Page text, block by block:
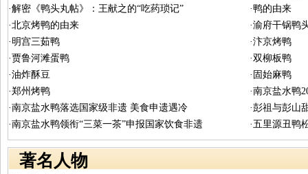
·解密《鸭头丸帖》：王献之的“吃药琐记”
·鸭的由来
·北京烤鸭的由来
·渝府干锅鸭
·明宫三茹鸭
·汴京烤鸭
·贾鲁河滩蛋鸭
·双柳板鸭
·油炸酥豆
·固始麻鸭
·郑州烤鸭
·南京盐水鸭
·南京盐水鸭落选国家级非遗 美食申遗遇冷
·彭祖与彭山
·南京盐水鸭领衔“三菜一茶”申报国家饮食非遗
·五里源丑鸭
著名人物